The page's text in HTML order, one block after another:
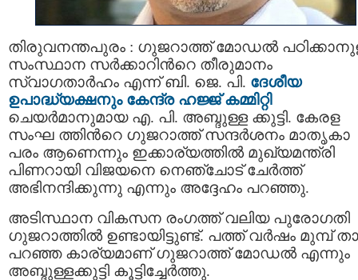
തിരുവനന്തപുരം : ഗുജറാത്ത് മോഡല്‍
സംസ്ഥാന സർക്കാറിന്‍റെ തീരുമാനം
സ്വാഗതാർഹം എന്ന് ബി. ജെ. പി. ദേശീയ
ഉപാദ്ധ്യക്ഷനും കേന്ദ്ര ഹജ്ജ് കമ്മിറ്റി
ചെയർമാനുമായ എ. പി. അബ്ദുള്ള ക്കുട്ടി. കേരള
സംഘ ത്തിന്‍റെ ഗുജറാത്ത് സന്ദര്‍ശനം മാതൃകാ
പരം ആണെന്നും ഇക്കാര്യത്തില്‍ മുഖ്യമന്ത്രി
പിണറായി വിജയനെ നെഞ്ചോട് ചേര്‍ത്ത്
അഭിനന്ദിക്കുന്നു എന്നും അദ്ദേഹം പറഞ്ഞു.
അടിസ്ഥാന വികസന രംഗത്ത് വലിയ പുരോഗതി
ഗുജറാത്തില്‍ ഉണ്ടായിട്ടുണ്ട്. പത്ത് വര്‍ഷം മുമ്പ്
പറഞ്ഞ കാര്യമാണ് ഗുജറാത്ത് മോഡല്‍ എന്നും
അബ്ദുള്ളക്കുട്ടി കൂട്ടിച്ചേര്‍ത്തു.